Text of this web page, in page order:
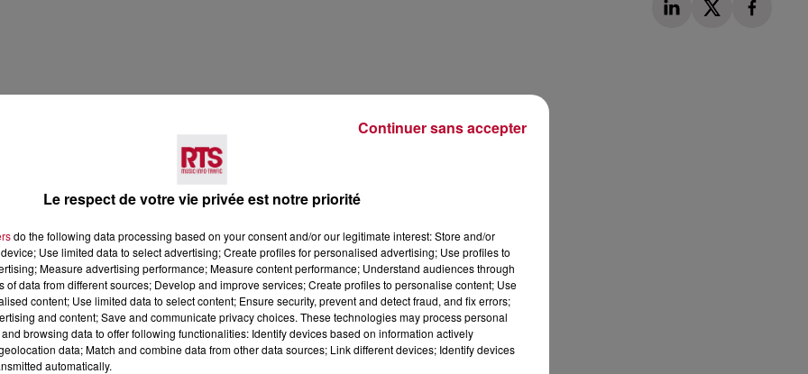
À
4 août 2026
HÉRAULT, PYRÉNÉES-
Le respect de votre vie privée est notre priorité
do the following data processing based on your consent and/or our legitimate interest: Store and/or
Use limited data to select advertising; Create profiles for personalised advertising; Use profiles to
Measure advertising performance; Measure content performance; Understand audiences through
of data from different sources; Develop and improve services; Create profiles to personalise content; Use
content; Use limited data to select content; Ensure security, prevent and detect fraud, and fix errors;
and content; Save and communicate privacy choices. These technologies may process personal
browsing data to offer following functionalities: Identify devices based on information actively
data; Match and combine data from other data sources; Link different devices; Identify devices
automatically.
Continuer sans accepter